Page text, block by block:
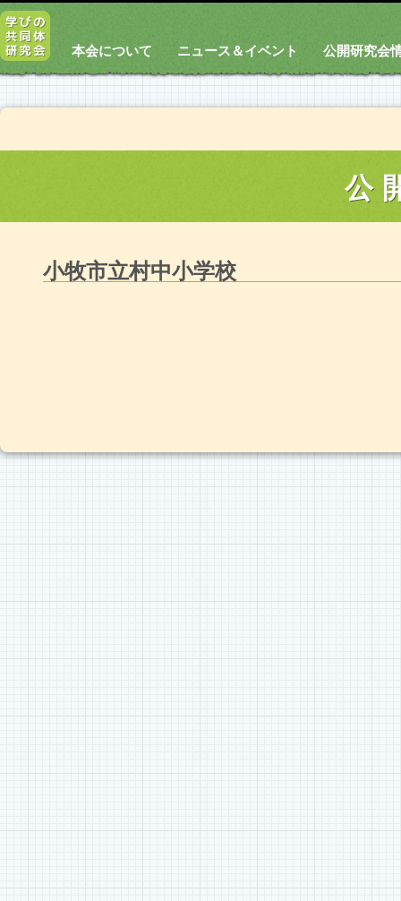
本会について ニュース＆イベント 公開研究会
公
小牧市立村中小学校